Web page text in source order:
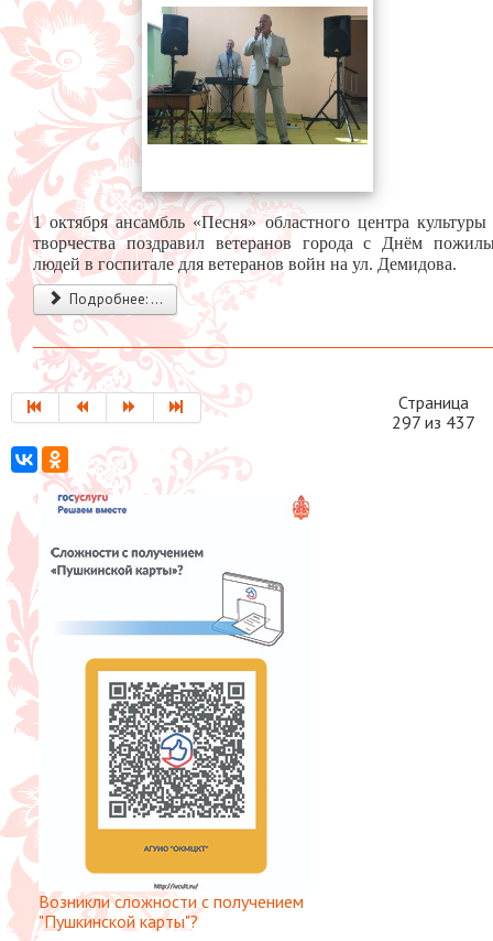
1 октября ансамбль «Песня» областного центра
творчества поздравил ветеранов города с Днём
людей в госпитале для ветеранов войн на ул. Демидова.
Подробнее: ...
Страница
297 из 437
Возникли сложности с получением
"Пушкинской карты"?